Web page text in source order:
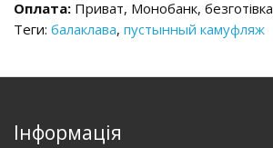
Оплата: Приват, Монобанк, безготівка
Теги: балаклава, пустынный камуфляж
Інформація